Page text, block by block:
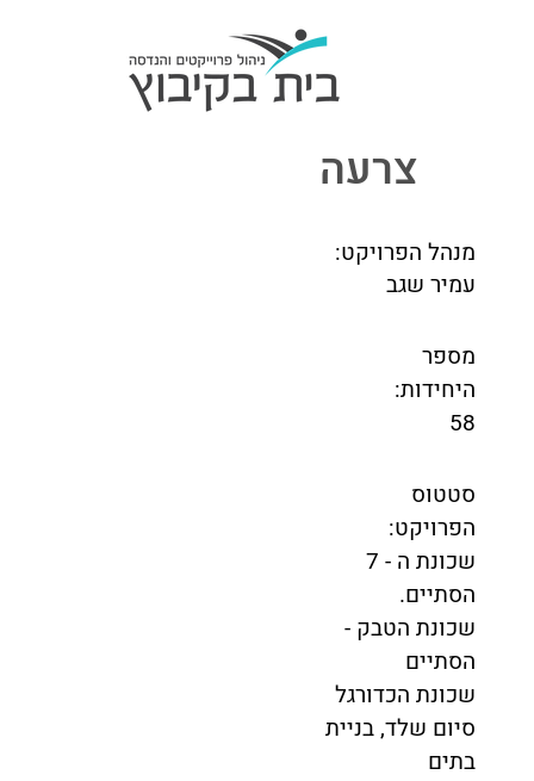
מנהל הפרויקט:
עמיר שגב
מספר
היחידות:
58
סטטוס
הפרויקט:
שכונת ה - 7
הסתיים.
שכונת הטבק -
הסתיים
שכונת הכדורגל
סיום שלד, בניית
בתים
צרעה